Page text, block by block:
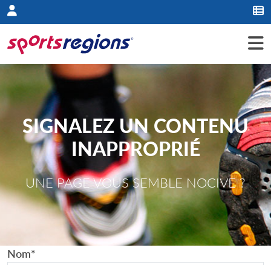
Panneau de gestion des cookies
SIGNALEZ UN CONTENU
INAPPROPRIÉ
UNE PAGE VOUS SEMBLE NOCIVE ?
Nom*